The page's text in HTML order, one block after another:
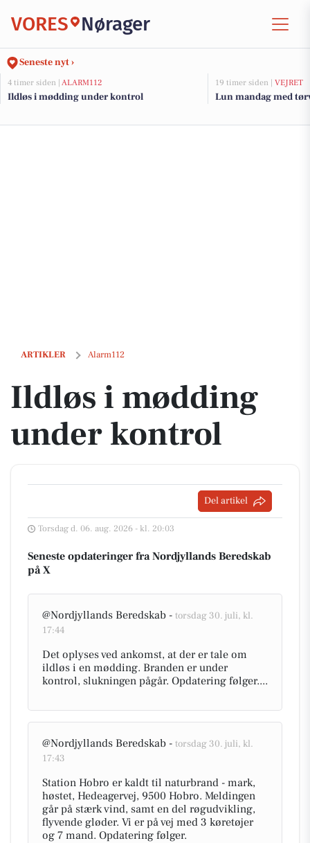
VORES Nørager
Seneste nyt ›
4 timer siden | ALARM112
Ildløs i mødding under kontrol
19 timer siden | VEJRET
Lun mandag med
ARTIKLER Alarm112
Ildløs i mødding under kontrol
Ildløs i mødding
under kontrol
Del artikel
Torsdag d. 06. aug. 2026 - kl. 20:03
Seneste opdateringer fra Nordjyllands Beredskab
på X
@Nordjyllands Beredskab - torsdag 30. juli, kl.
17:44
Det oplyses ved ankomst, at der er tale om
ildløs i en mødding. Branden er under
kontrol, slukningen pågår. Opdatering følger....
@Nordjyllands Beredskab - torsdag 30. juli, kl.
17:43
Station Hobro er kaldt til naturbrand - mark,
høstet, Hedeagervej, 9500 Hobro. Meldingen
går på stærk vind, samt en del røgudvikling,
flyvende gløder. Vi er på vej med 3 køretøjer
og 7 mand. Opdatering følger.